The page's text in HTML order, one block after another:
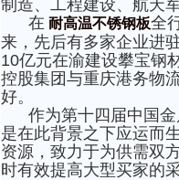
制造、工程建设、航天
在 耐高温不锈钢板全
来，先后有多家企业进
10亿元在渝建设攀宝钢
控股集团与重庆港务物
好。
作为第十四届中国金
是在此背景之下应运而
资源，致力于为供需双
时有效提高大型买家的